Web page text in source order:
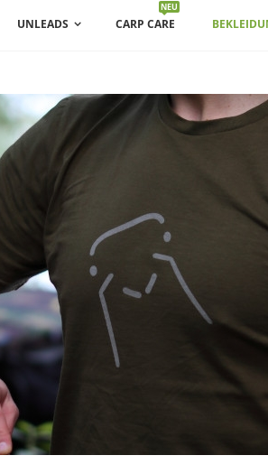
UNLEADS CARP CARE
NEU